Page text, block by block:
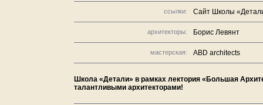
ссылки: Сайт Школы
архитекторы: Борис Левянт
мастерская: ABD architects
Школа «Детали» в рамках лектория «Большая
талантливыми архитекторами!